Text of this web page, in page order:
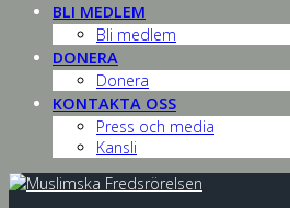
BLI MEDLEM
Bli medlem
DONERA
Donera
KONTAKTA OSS
Press och media
Kansli